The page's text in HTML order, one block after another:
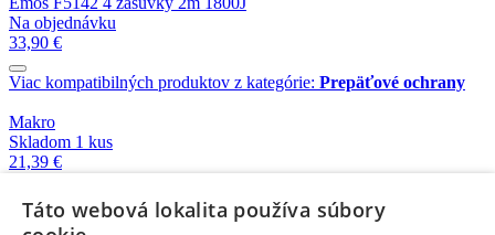
Na objednávku
33,90 €
Viac kompatibilných produktov z kategórie: Prepäťové ochrany
Makro
Skladom 1 kus
21,39 €
Makro
Táto webová lokalita používa súbory